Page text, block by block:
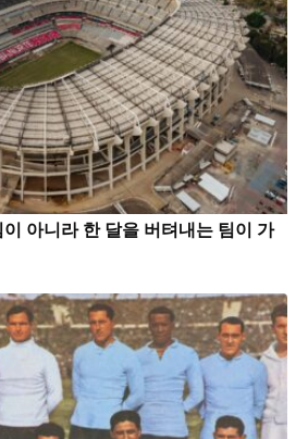
아니라 한 달을 버텨내는 팀이 가